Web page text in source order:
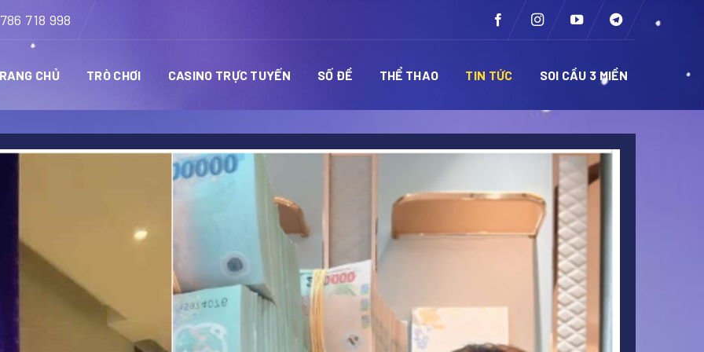
718 998
CHỦ TRÒ CHƠI CASINO TRỰC TUYẾN SỐ ĐỀ THỂ THAO TIN TỨC SOI CẦU 3 MIỀN